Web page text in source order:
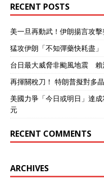
品出口，有助于巩固特朗普
的政治基础。 特朗普最近公
开表示，希望中国将大豆订
单增加四倍。这个要求背
后，既有经济考虑，也有政
治算计。 与美方的急切态度
相比，中方显得更为冷静和
从容。这种冷静背后是战略
自信，中国不再急于通过高
层会晤来证明什么，也不担
心关税威胁能真正撼动中国
的供应链优势。 中方的冷静
的回应上。特朗普表示希望
共赢原则，没有明确欢迎，
也没有拒绝。 这种态度表明
RECENT POSTS
美一旦再動武！伊朗揚言攻
猛攻伊朗「不知彈藥快耗盡
台日最大威脅非颱風地震 賴
再揮關稅刀！ 特朗普擬對多
美國力爭「今日或明日」達
元
RECENT COMMENTS
ARCHIVES